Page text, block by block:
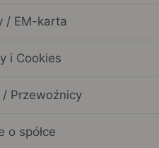
/ EM-karta
i Cookies
/ Przewoźnicy
o spółce